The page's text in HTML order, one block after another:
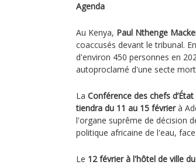
Agenda
Au Kenya, Paul Nthenge
coaccusés devant le tribunal.
d'environ 450 personnes en
autoproclamé d'une secte
La Conférence des chefs
tiendra du 11 au 15 févrierà
l'organe suprême de décision
politique africaine de l'eau,
Le 12 février à l'hôtel de ville